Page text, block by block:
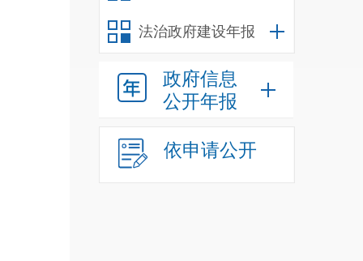
法治政府建设年报
政府信息
公开年报
依申请公开